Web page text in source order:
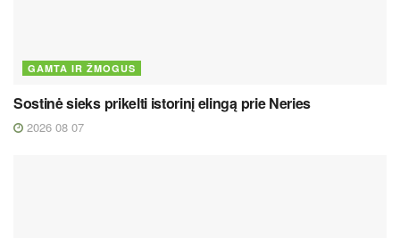
GAMTA IR ŽMOGUS
Sostinė sieks prikelti istorinį elingą prie Neries
2026 08 07